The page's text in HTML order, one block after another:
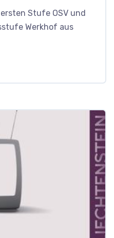
Stufe OSV und
Werkhof aus